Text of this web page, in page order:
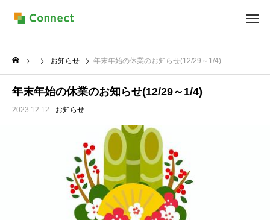
お知らせ 年末年始の休業のお知らせ(12/29～1/4)
年末年始の休業のお知らせ(12/29～1/4)
2023.12.12 お知らせ